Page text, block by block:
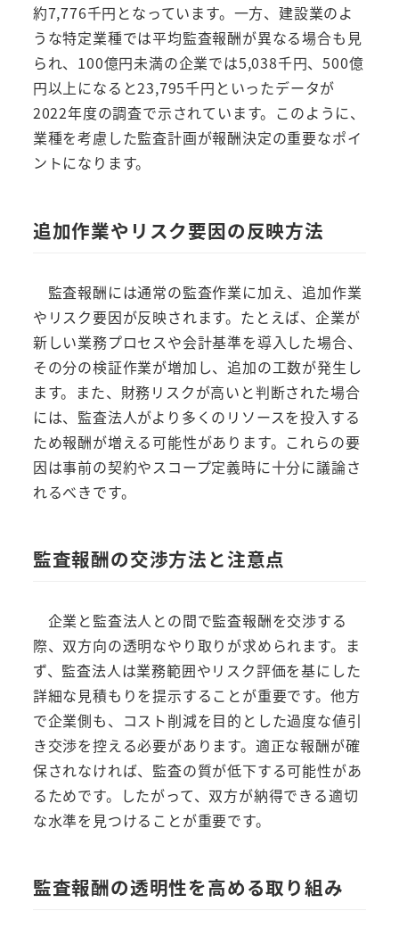
約7,776千円となっています。一方、建設業のよ
うな特定業種では平均監査報酬が異なる場合も見
られ、100億円未満の企業では5,038千円、500億
円以上になると23,795千円といったデータが
2022年度の調査で示されています。このように、
業種を考慮した監査計画が報酬決定の重要なポイ
ントになります。
追加作業やリスク要因の反映方法
監査報酬には通常の監査作業に加え、追加作業
やリスク要因が反映されます。たとえば、企業が
新しい業務プロセスや会計基準を導入した場合、
その分の検証作業が増加し、追加の工数が発生し
ます。また、財務リスクが高いと判断された場合
には、監査法人がより多くのリソースを投入する
ため報酬が増える可能性があります。これらの要
因は事前の契約やスコープ定義時に十分に議論さ
れるべきです。
監査報酬の交渉方法と注意点
企業と監査法人との間で監査報酬を交渉する
際、双方向の透明なやり取りが求められます。ま
ず、監査法人は業務範囲やリスク評価を基にした
詳細な見積もりを提示することが重要です。他方
で企業側も、コスト削減を目的とした過度な値引
き交渉を控える必要があります。適正な報酬が確
保されなければ、監査の質が低下する可能性があ
るためです。したがって、双方が納得できる適切
な水準を見つけることが重要です。
監査報酬の透明性を高める取り組み